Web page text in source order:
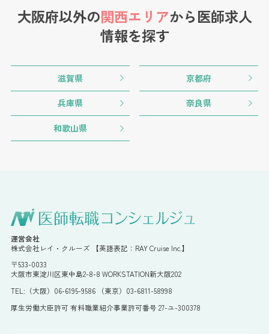
大阪府以外の関西エリアから医師求人
情報を探す
滋賀県 京都府
兵庫県 奈良県
和歌山県
運営会社
株式会社レイ・クルーズ 【英語表記：RAY Cruise Inc.】
〒533-0033
大阪市東淀川区東中島2-8-8 WORKSTATION新大阪202
TEL:（大阪）06-6195-9586 （東京）03-6811-58998
厚生労働大臣許可 有料職業紹介事業許可番号 27-ユ-300378